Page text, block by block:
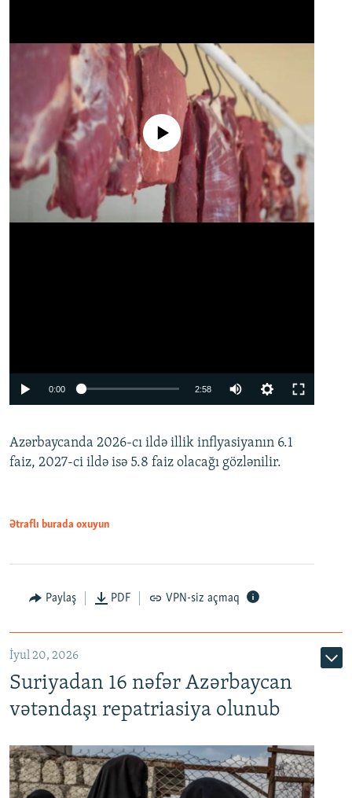
Auto
No media source currently available
0:00 2:58
360p
480p
Azərbaycanda 2026-cı ildə illik inflyasiyanın 6.1
faiz, 2027-ci ildə isə 5.8 faiz olacağı gözlənilir.
Ətraflı burada oxuyun
Paylaş PDF VPN-siz açmaq
İyul 20, 2026
Suriyadan 16 nəfər Azərbaycan
vətəndaşı repatriasiya olunub